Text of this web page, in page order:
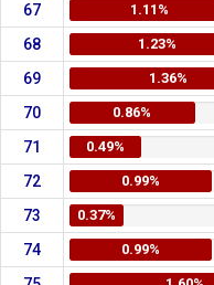
67
1.11%
68
1.23%
69
1.36%
70
0.86%
71
0.49%
72
0.99%
73
0.37%
74
0.99%